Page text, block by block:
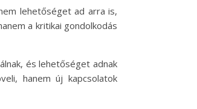
lehetőséget ad arra is,
a kritikai gondolkodás
és lehetőséget adnak
hanem új kapcsolatok